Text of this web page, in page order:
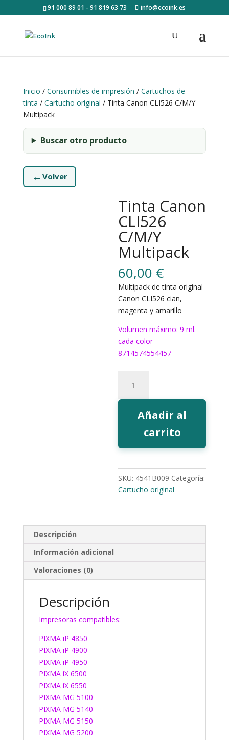
91 000 89 01 - 91 819 63 73 info@ecoink.es
Inicio / Consumibles de impresión / Cartuchos de
tinta / Cartucho original / Tinta Canon CLI526 C/M/Y
Multipack
Buscar otro producto
← Volver
Tinta Canon
CLI526
C/M/Y
Multipack
60,00 €
Multipack de tinta original
Canon CLI526 cian,
magenta y amarillo
Volumen máximo: 9 ml.
cada color
8714574554457
Canon
CLI526
cantidad
Añadir al
carrito
SKU: 4541B009 Categoría:
Cartucho original
Descripción
Información adicional
Valoraciones (0)
Descripción
Impresoras compatibles:
PIXMA iP 4850
PIXMA iP 4900
PIXMA iP 4950
PIXMA iX 6500
PIXMA iX 6550
PIXMA MG 5100
PIXMA MG 5140
PIXMA MG 5150
PIXMA MG 5200